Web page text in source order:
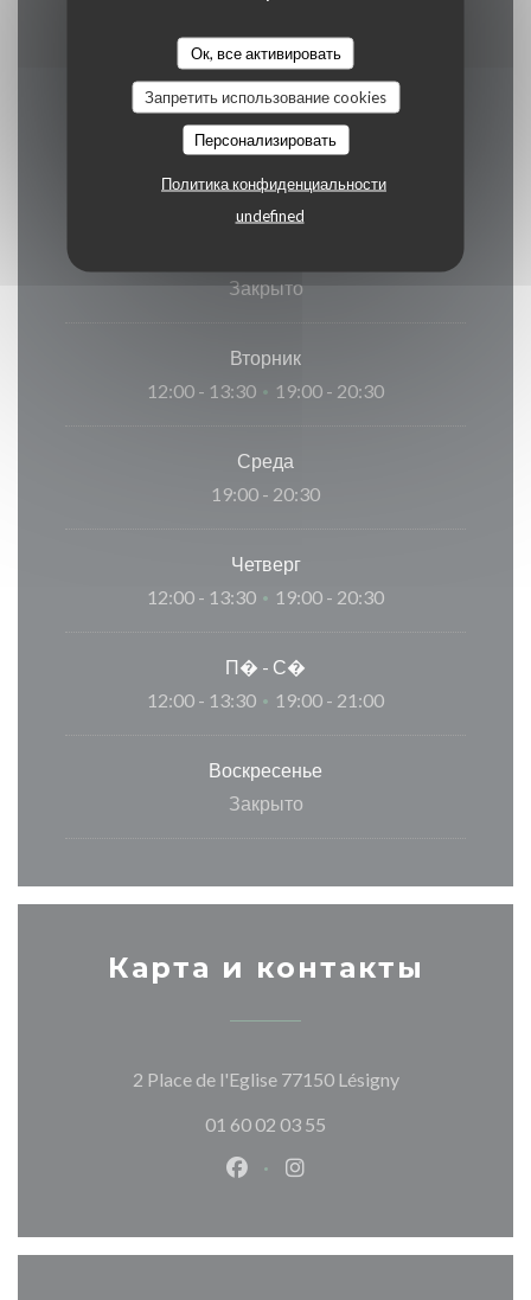
Ок, все активировать
Запретить использование cookies
Персонализировать
Политика конфиденциальности
undefined
Часы работы
Закрыто
Вторник
12:00 - 13:30 • 19:00 - 20:30
Среда
19:00 - 20:30
Четверг
12:00 - 13:30 • 19:00 - 20:30
П� - С�
12:00 - 13:30 • 19:00 - 21:00
Воскресенье
Закрыто
Карта и контакты
2 Place de l'Eglise 77150 Lésigny((открывается
01 60 02 03 55
Facebook ((открывается в
Instagram